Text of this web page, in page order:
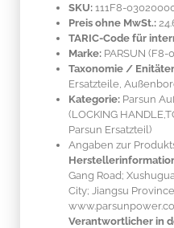
SKU: 111F8-
Preis ohne MwSt.:
TARIC-Code für
Marke: PARSUN (F8-
Taxonomie /
Ersatzteile,
Kategorie: Parsun
(LOCKING
Parsun Ersatzteil)
Angaben zur
Gang Road;
City; Jiangsu
Verantwortlicher in